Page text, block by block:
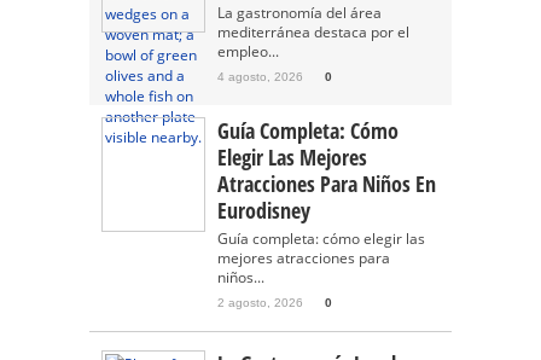
La gastronomía del área
mediterránea destaca por el
empleo...
4 agosto, 2026 0
Guía Completa: Cómo
Elegir Las Mejores
Atracciones Para Niños En
Eurodisney
Guía completa: cómo elegir las
mejores atracciones para
niños...
2 agosto, 2026 0